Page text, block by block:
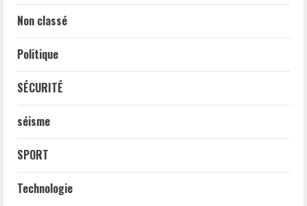
Non classé
Politique
SÉCURITÉ
séisme
SPORT
Technologie